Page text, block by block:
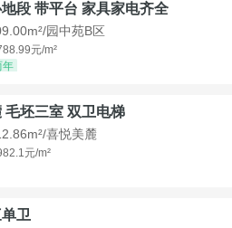
段 带平台 家具家电齐全
园中苑B区
元/m²
年
毛坯三室 双卫电梯
喜悦美麓
元/m²
卫